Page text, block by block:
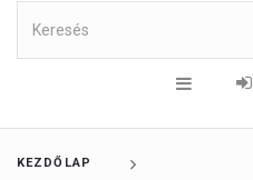
KEZDŐLAP